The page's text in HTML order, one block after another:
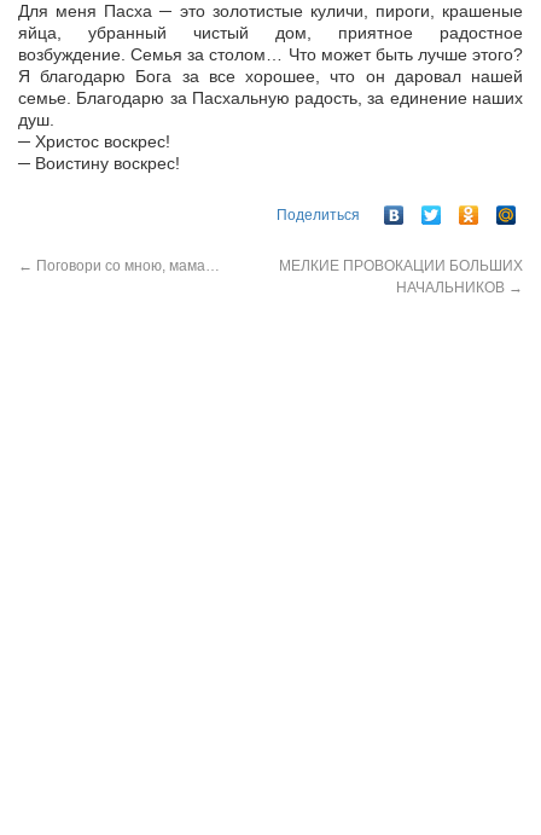
Для меня Пасха ─ это золотистые куличи, пироги, крашеные
яйца, убранный чистый дом, приятное радостное
возбуждение. Семья за столом… Что может быть лучше этого?
Я благодарю Бога за все хорошее, что он даровал нашей
семье. Благодарю за Пасхальную радость, за единение наших
душ.
─ Христос воскрес!
─ Воистину воскрес!
Поделиться
← Поговори со мною, мама…
МЕЛКИЕ ПРОВОКАЦИИ БОЛЬШИХ
НАЧАЛЬНИКОВ →